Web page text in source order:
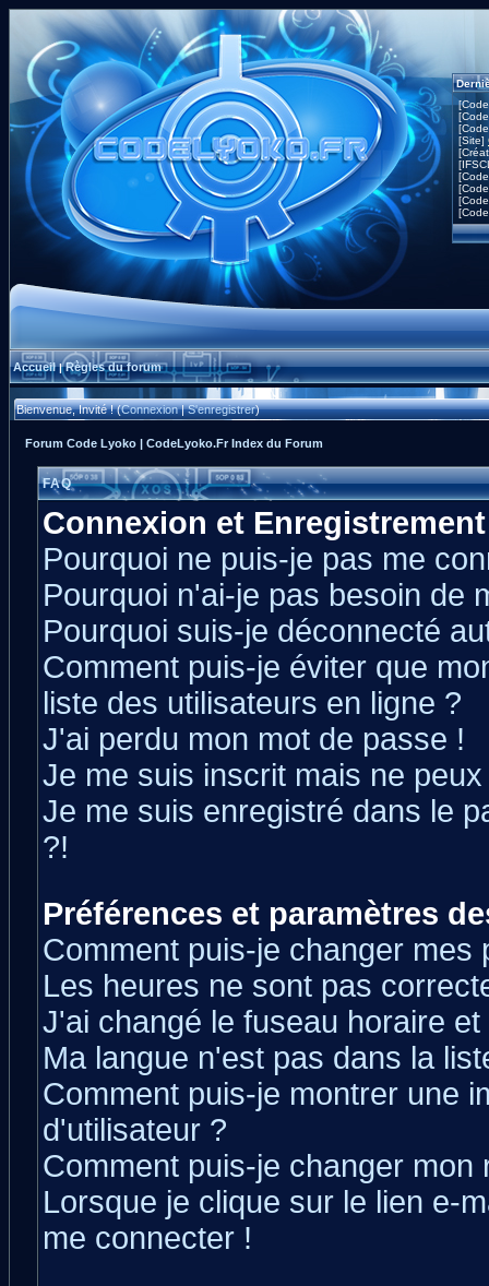
[Site]
Accueil|Règles du forum
Bienvenue, Invité ! (Connexion|S'enregistrer)
Forum Code Lyoko | CodeLyoko.Fr Index du Forum
FAQ
Connexion et Enregistrement
Pourquoi ne puis-je pas me
Pourquoi n'ai-je pas besoin de
Pourquoi suis-je déconnecté
Comment puis-je éviter que
liste des utilisateurs en ligne ?
J'ai perdu mon mot de passe !
Je me suis inscrit mais ne
Je me suis enregistré dans le
?!
Préférences et paramètres
Comment puis-je changer mes
Les heures ne sont pas
J'ai changé le fuseau horaire
Ma langue n'est pas dans la
Comment puis-je montrer une
d'utilisateur ?
Comment puis-je changer mon
Lorsque je clique sur le lien e-
me connecter !